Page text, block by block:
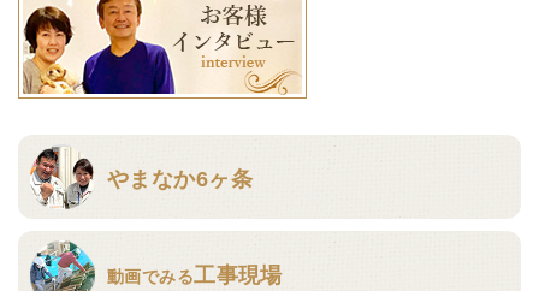
やまなか6ヶ条
動画でみる工事現場